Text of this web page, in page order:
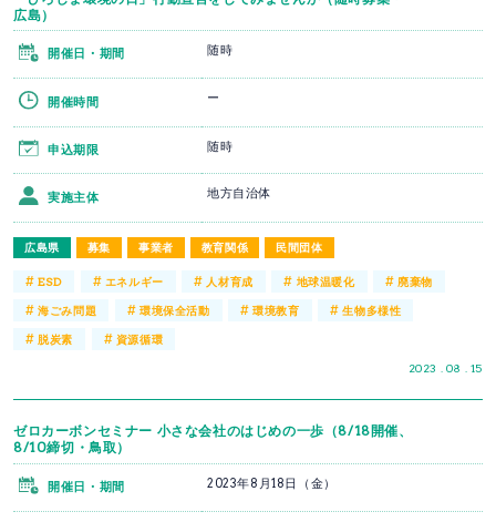
広島）
広島県 募集 事業者 教育関係 民間団体
2023 . 08 . 15
開催日・期間 随時
開催時間 ー
申込期限 随時
実施主体 地方自治体
#ESD # エネルギー # 人材育成 # 地球温暖化 #廃棄物
#海ごみ問題 # 環境保全活動 #環境教育 #生物多様性
#脱炭素 # 資源循環
ゼロカーボンセミナー 小さな会社のはじめの一歩（8/18開催、
8/10締切・鳥取）
開催日・期間 2023年8月18日（金）